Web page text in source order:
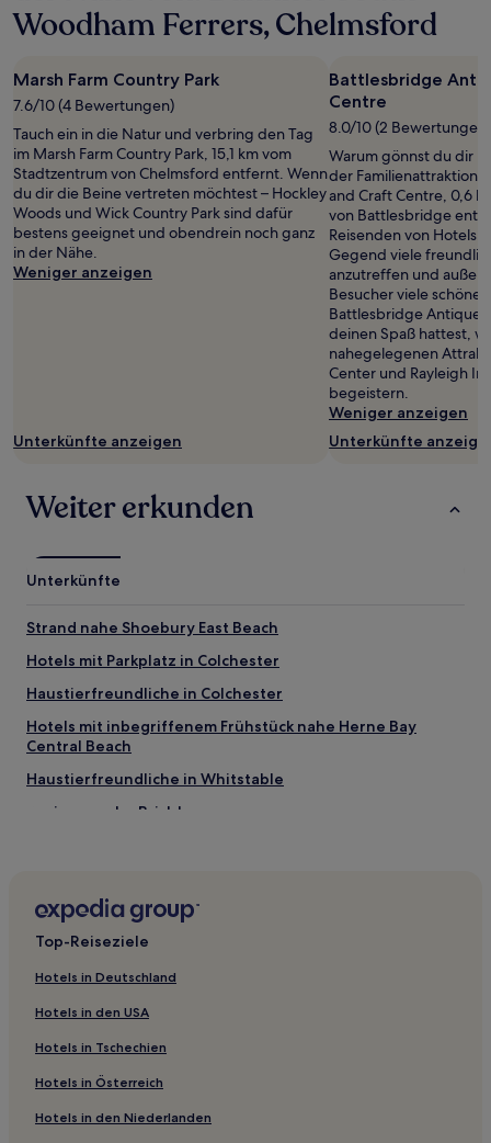
Woodham Ferrers, Chelmsford
Marsh Farm Country Park
7.6/10 (4 Bewertungen)
Tauch ein in die Natur und verbring den Tag
im Marsh Farm Country Park, 15,1 km vom
Stadtzentrum von Chelmsford entfernt. Wenn
du dir die Beine vertreten möchtest – Hockley
Woods und Wick Country Park sind dafür
bestens geeignet und obendrein noch ganz
in der Nähe.
Weniger anzeigen
Unterkünfte anzeigen
Battlesbridge
Centre
8.0/10 (2 Bewertungen)
Warum gönnst du dir
der Familienattraktion
and Craft Centre, 0,6
von Battlesbridge
Reisenden von
Gegend viele
anzutreffen und
Besucher viele schöne
Battlesbridge
deinen Spaß hattest,
nahegelegenen
Center und Rayleigh
begeistern.
Weniger anzeigen
Unterkünfte
Weiter erkunden
Unterkünfte
Strand nahe Shoebury East Beach
Hotels mit Parkplatz in Colchester
Haustierfreundliche in Colchester
Hotels mit inbegriffenem Frühstück nahe Herne Bay
Central Beach
Haustierfreundliche in Whitstable
Business nahe Brick Lane
Luxus in Brentwood
Hotels mit Parkplatz in Tower Hamlets
Günstige in Tower Hamlets
Günstige in Haringey
Hotels mit Parkplatz in Medway
Luxus in Sudbury
Top-Reiseziele
Hotels in Deutschland
Hotels in den USA
Hotels in Tschechien
Hotels in Österreich
Hotels in den Niederlanden